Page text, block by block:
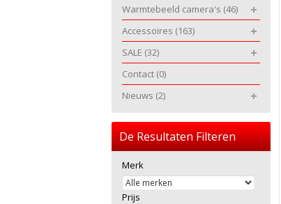
Warmtebeeld camera's (46)
Accessoires (163)
SALE (32)
Contact (0)
Nieuws (2)
De Resultaten Filteren
Merk
Prijs